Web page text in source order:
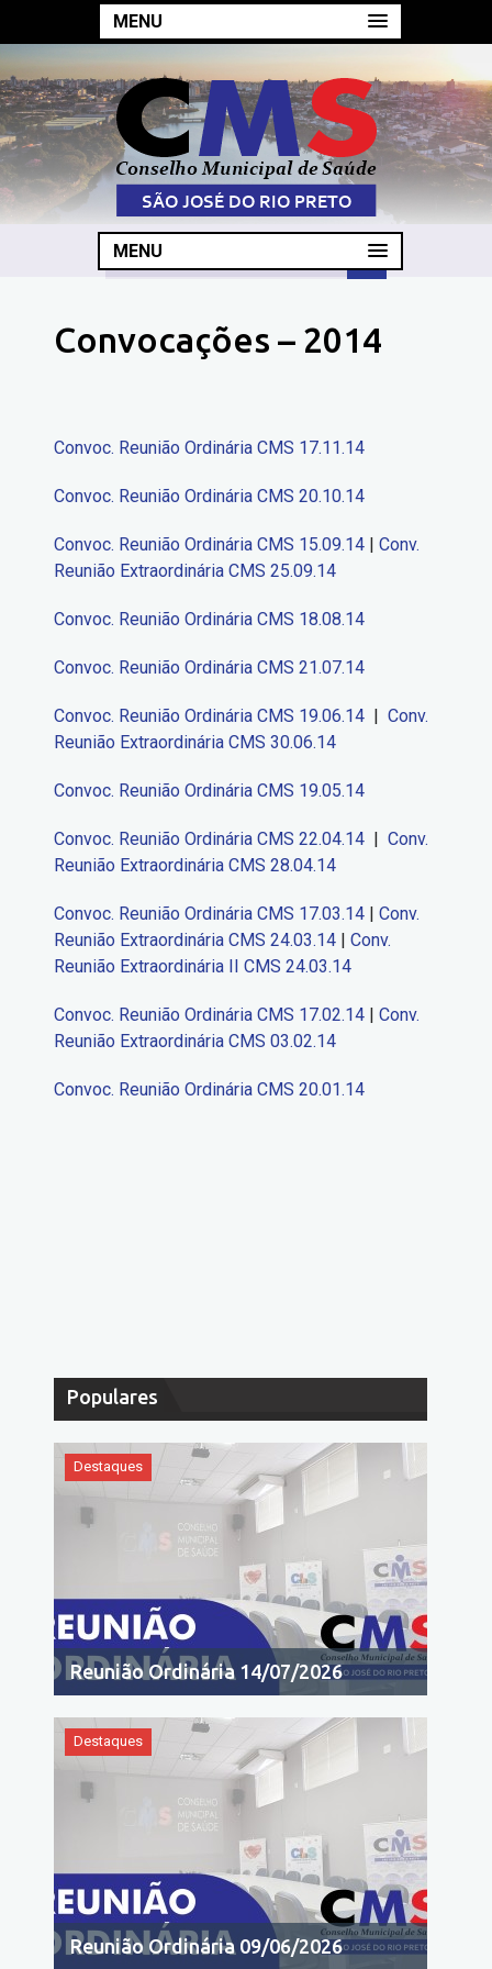
MENU
MENU
Convocações – 2014
Convoc. Reunião Ordinária CMS 17.11.14
Convoc. Reunião Ordinária CMS 20.10.14
Convoc. Reunião Ordinária CMS 15.09.14 | Conv.
Reunião Extraordinária CMS 25.09.14
Convoc. Reunião Ordinária CMS 18.08.14
Convoc. Reunião Ordinária CMS 21.07.14
Convoc. Reunião Ordinária CMS 19.06.14 | Conv.
Reunião Extraordinária CMS 30.06.14
Convoc. Reunião Ordinária CMS 19.05.14
Convoc. Reunião Ordinária CMS 22.04.14 | Conv.
Reunião Extraordinária CMS 28.04.14
Convoc. Reunião Ordinária CMS 17.03.14 | Conv.
Reunião Extraordinária CMS 24.03.14 | Conv.
Reunião Extraordinária II CMS 24.03.14
Convoc. Reunião Ordinária CMS 17.02.14 | Conv.
Reunião Extraordinária CMS 03.02.14
Convoc. Reunião Ordinária CMS 20.01.14
Populares
Destaques
Reunião Ordinária 14/07/2026
Destaques
Reunião Ordinária 09/06/2026